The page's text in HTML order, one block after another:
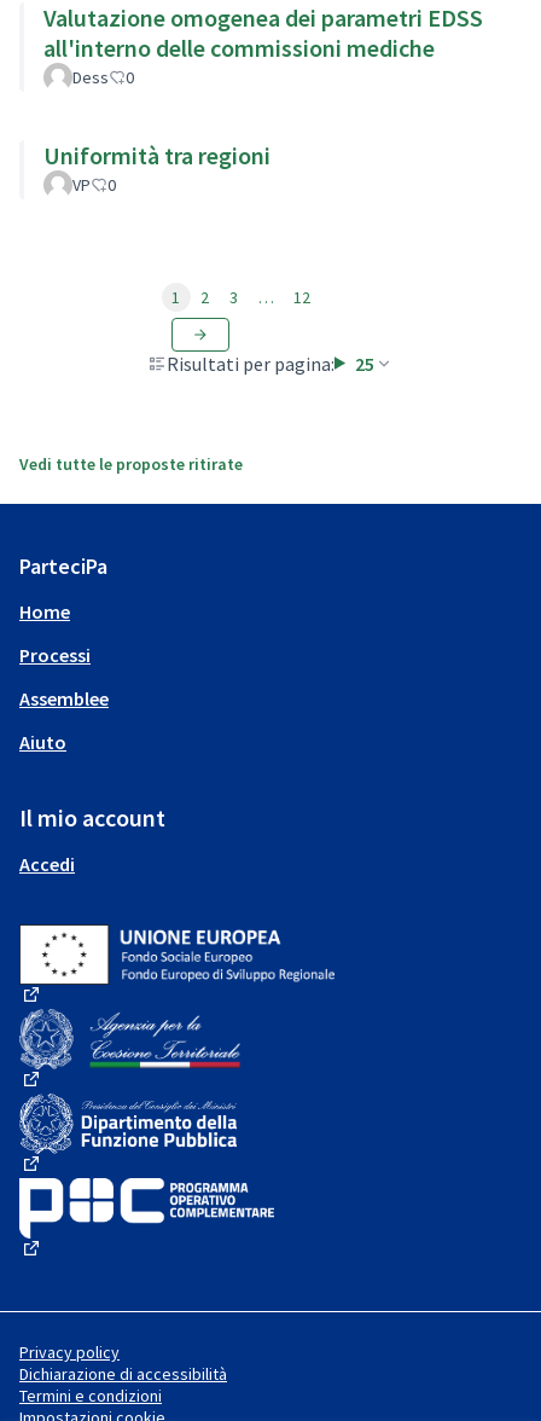
Valutazione omogenea dei parametri EDSS
all'interno delle commissioni mediche
Dess 0
Uniformità tra regioni
VP 0
Risultati per pagina: 25
1 2 3 … 12
Vedi tutte le proposte ritirate
ParteciPa
Home
Processi
Assemblee
Aiuto
Il mio account
Accedi
(Collegamento esterno)
(Collegamento esterno)
(Collegamento esterno)
Privacy policy
Dichiarazione di accessibilità
Termini e condizioni